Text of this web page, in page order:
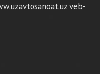
veb-